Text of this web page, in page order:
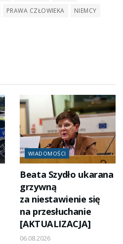
PRAWA CZŁOWIEKA
NIEMCY
WIADOMOŚCI
Beata Szydło ukarana
grzywną
za niestawienie się
na przesłuchanie
[AKTUALIZACJA]
06.08.2026